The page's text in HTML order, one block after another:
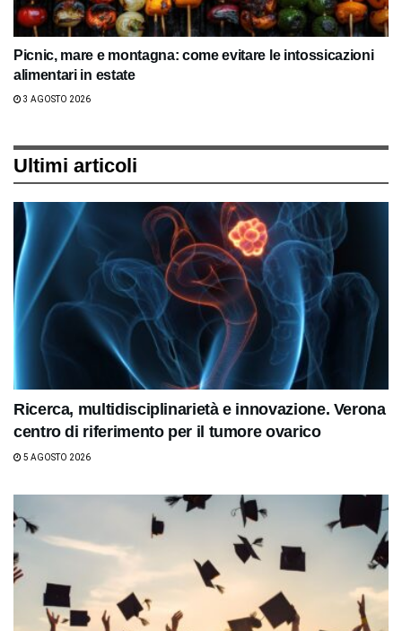
Picnic, mare e montagna: come evitare le intossicazioni
alimentari in estate
3 AGOSTO 2026
Ultimi articoli
Ricerca, multidisciplinarietà e innovazione. Verona
centro di riferimento per il tumore ovarico
5 AGOSTO 2026